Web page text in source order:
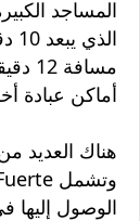
المساجد
مسافة 12 دقيقة.
أماكن عبادة